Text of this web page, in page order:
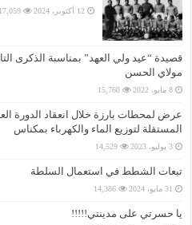
12 أكتوبر، 2024 17,059
قصيدة “عيد ولي العهد” بمناسبة الذكرى
مولاي الحسن
8 مايو، 2022 15,760
عرض لمحطات بارزة خلال انعقاد الدورة
المستقلة لتوزيع الماء والكهرباء بمكناس
3 يوليو، 2023 14,529
تبعات الشطط في استعمال السلطة
31 مايو، 2024 14,386
يا حسرتي على مدينتي!!!!!